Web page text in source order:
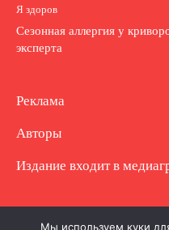
Я здоров
Сезонная аллергия у
эксперта
Реклама
Авторы
Издание входит в
Copyright © Полное
Мы используем куки